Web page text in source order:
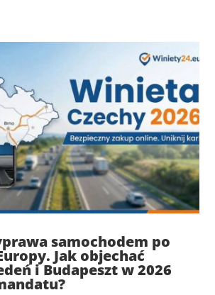
samochodem po
Jak objechać
i Budapeszt w 2026